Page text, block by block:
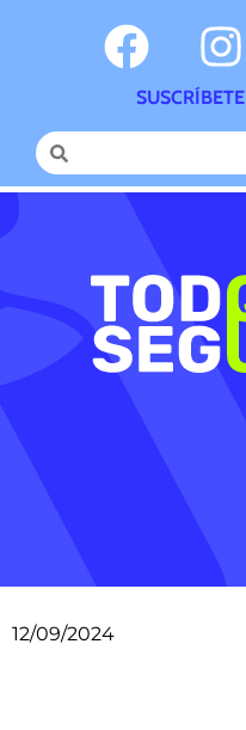
SUSCRÍBETE
12/09/2024